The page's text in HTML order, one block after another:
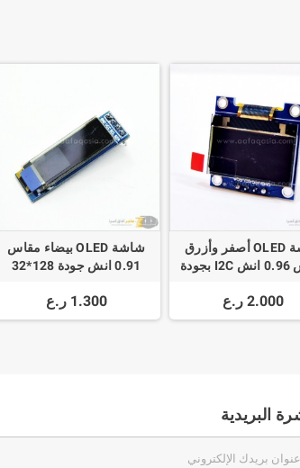
شاشة OLED أصفر وأزرق
مقاس 0.96 انش I2C بجودة
2.000 ر.ع
شاشة OLED بيضاء مقاس
0.91 انش جودة 128*32
1.300 ر.ع
البريدية